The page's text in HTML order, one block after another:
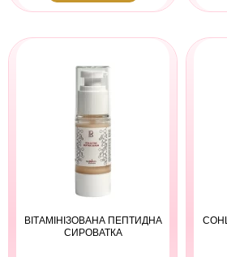
ВІТАМІНІЗОВАНА ПЕПТИДНА
СИРОВАТКА